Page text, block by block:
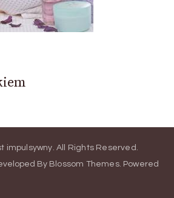
impulsywny. All Rights Reserved.
By Blossom Themes. Powered